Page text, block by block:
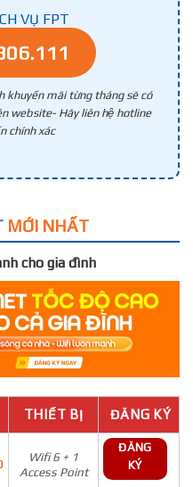
VỤ FPT
khuyến mãi từng tháng sẽ có
website- Hãy liên hệ hotline
chính xác
MỚI NHẤT
cho gia đình
THIẾT BỊ ĐĂNG KÝ
Wifi 6 + 1
Access Point
ĐĂNG
KÝ